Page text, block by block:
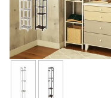
家電・照明器具
インテリア雑貨